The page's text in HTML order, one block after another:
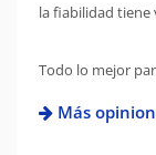
la fiabilidad tiene
Todo lo mejor
Más